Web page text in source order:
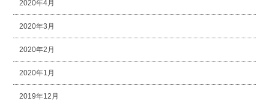
2020年4月
2020年3月
2020年2月
2020年1月
2019年12月